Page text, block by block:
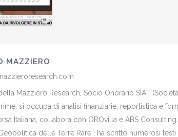
MAZZIERO
Mazziero Research, Socio Onorario SIAT
si occupa di analisi finanziarie, reportistica e
Italiana, collabora con OROvilla e ABS
delle Terre Rare”, ha scritto numerosi